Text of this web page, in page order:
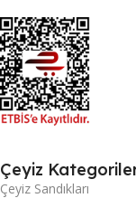
Çeyiz
Çeyiz Sandıkları